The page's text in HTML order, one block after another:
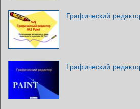
Графический
Графический